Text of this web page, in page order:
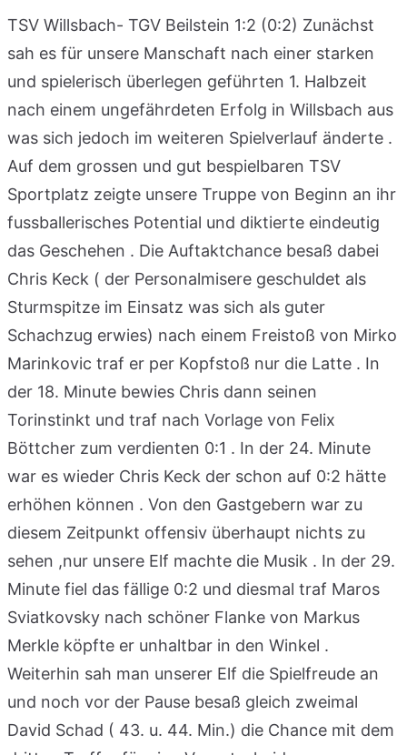
TSV Willsbach- TGV Beilstein 1:2 (0:2) Zunächst
sah es für unsere Manschaft nach einer starken
und spielerisch überlegen geführten 1. Halbzeit
nach einem ungefährdeten Erfolg in Willsbach aus
was sich jedoch im weiteren Spielverlauf änderte .
Auf dem grossen und gut bespielbaren TSV
Sportplatz zeigte unsere Truppe von Beginn an ihr
fussballerisches Potential und diktierte eindeutig
das Geschehen . Die Auftaktchance besaß dabei
Chris Keck ( der Personalmisere geschuldet als
Sturmspitze im Einsatz was sich als guter
Schachzug erwies) nach einem Freistoß von Mirko
Marinkovic traf er per Kopfstoß nur die Latte . In
der 18. Minute bewies Chris dann seinen
Torinstinkt und traf nach Vorlage von Felix
Böttcher zum verdienten 0:1 . In der 24. Minute
war es wieder Chris Keck der schon auf 0:2 hätte
erhöhen können . Von den Gastgebern war zu
diesem Zeitpunkt offensiv überhaupt nichts zu
sehen ,nur unsere Elf machte die Musik . In der 29.
Minute fiel das fällige 0:2 und diesmal traf Maros
Sviatkovsky nach schöner Flanke von Markus
Merkle köpfte er unhaltbar in den Winkel .
Weiterhin sah man unserer Elf die Spielfreude an
und noch vor der Pause besaß gleich zweimal
David Schad ( 43. u. 44. Min.) die Chance mit dem